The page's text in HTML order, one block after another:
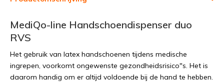
MediQo-line Handschoendispenser duo
RVS
Het gebruik van latex handschoenen tijdens medische
ingrepen, voorkomt ongewenste gezondheidsrisico"s. Het is
daarom handig om er altijd voldoende bij de hand te hebben.